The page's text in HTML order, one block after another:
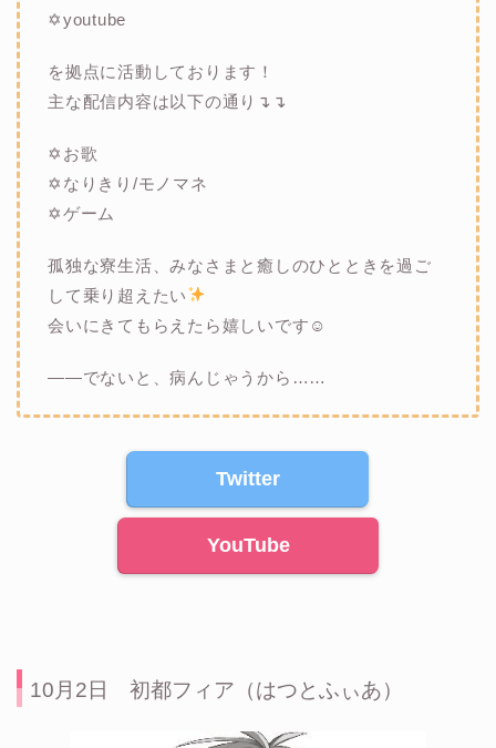
✡youtube
を拠点に活動しております！
主な配信内容は以下の通り↴↴
✡お歌
✡なりきり/モノマネ
✡ゲーム
孤独な寮生活、みなさまと癒しのひとときを過ご
して乗り超えたい
会いにきてもらえたら嬉しいです☺
――でないと、病んじゃうから……
Twitter
YouTube
10月2日 初都フィア（はつとふぃあ）